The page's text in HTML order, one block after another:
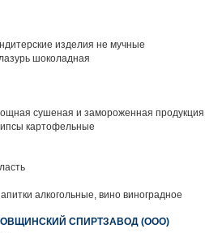
изделия не мучные
шоколадная
сушеная и замороженная продукция
картофельные
алкогольные, вино виноградное
СПИРТЗАВОД (ООО)